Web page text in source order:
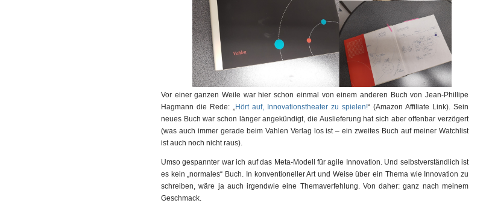
Vor einer ganzen Weile war hier schon einmal von einem anderen Buch von Jean-Phillipe
Hagmann die Rede: „ Hört auf, Innovationstheater zu spielen!“ (Amazon Affiliate Link). Sein
neues Buch war schon länger angekündigt, die Auslieferung hat sich aber offenbar verzögert
(was auch immer gerade beim Vahlen Verlag los ist – ein zweites Buch auf meiner Watchlist
ist auch noch nicht raus).
Umso gespannter war ich auf das Meta-Modell für agile Innovation. Und selbstverständlich ist
es kein „normales“ Buch. In konventioneller Art und Weise über ein Thema wie Innovation zu
schreiben, wäre ja auch irgendwie eine Themaverfehlung. Von daher: ganz nach meinem
Geschmack.